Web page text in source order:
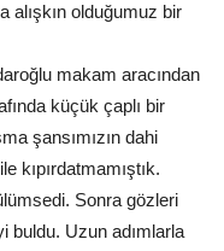
alışkın olduğumuz bir
makam aracından
küçük çaplı bir
şansımızın dahi
kıpırdatmamıştık.
Sonra gözleri
buldu. Uzun adımlarla